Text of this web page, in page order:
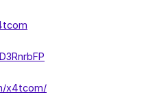
x4tcom/